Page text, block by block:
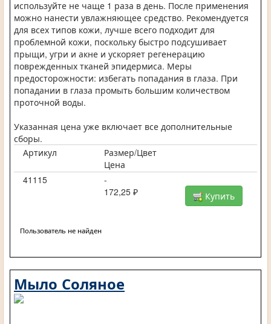
используйте не чаще 1 раза в день. После применения
можно нанести увлажняющее средство. Рекомендуется
для всех типов кожи, лучше всего подходит для
проблемной кожи, поскольку быстро подсушивает
прыщи, угри и акне и ускоряет регенерацию
поврежденных тканей эпидермиса. Меры
предосторожности: избегать попадания в глаза. При
попадании в глаза промыть большим количеством
проточной воды.
Указанная цена уже включает все дополнительные
сборы.
Артикул
Размер/Цвет
Цена
41115
-
172,25 ₽
Купить
Пользователь не найден
Мыло Соляное